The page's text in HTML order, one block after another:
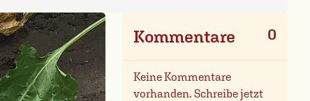
Kommentare 0
Keine Kommentare
vorhanden. Schreibe jetzt